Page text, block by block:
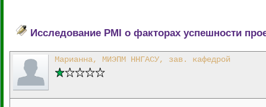
Исследование PMI о факторах успешности
Марианна, МИЭПМ ННГАСУ, зав. кафедрой